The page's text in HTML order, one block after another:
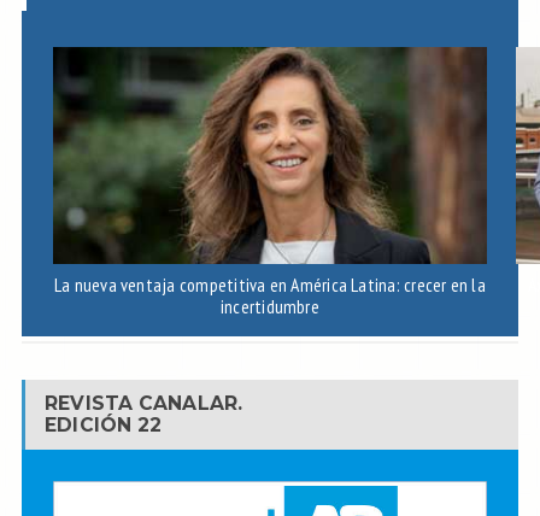
La nueva ventaja competitiva en América Latina: crecer en la
incertidumbre
REVISTA CANALAR.
EDICIÓN 22